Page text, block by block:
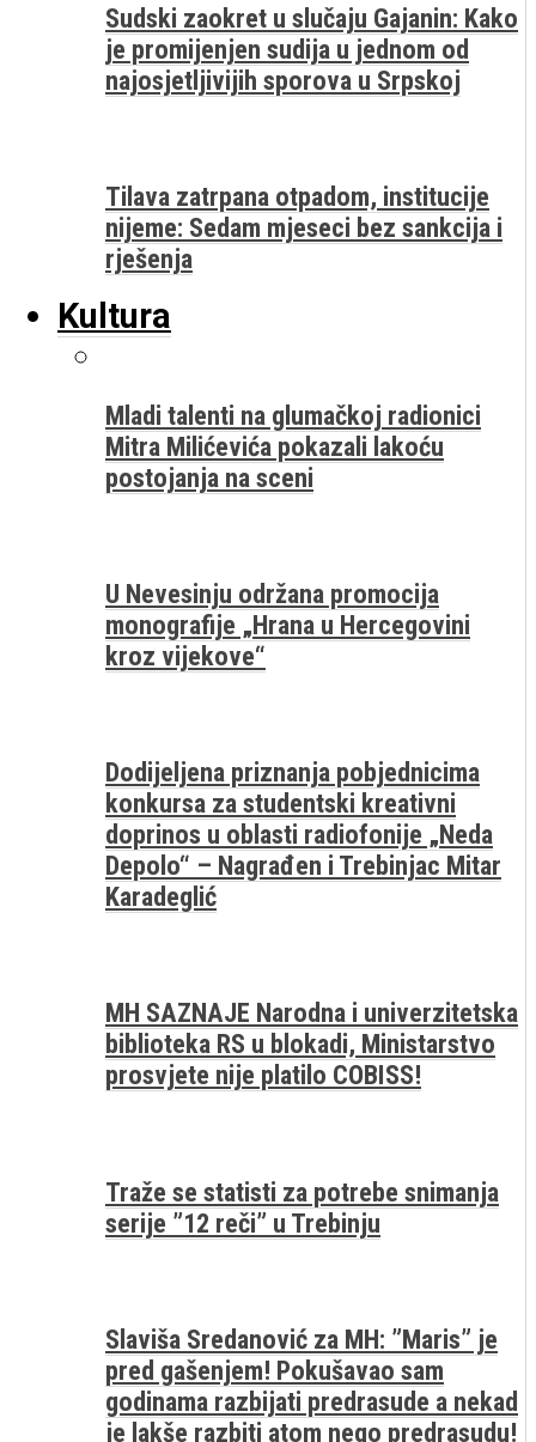
Sudski zaokret u slučaju Gajanin: Kako
je promijenjen sudija u jednom od
najosjetljivijih sporova u Srpskoj
Tilava zatrpana otpadom, institucije
nijeme: Sedam mjeseci bez sankcija i
rješenja
Kultura
Mladi talenti na glumačkoj radionici
Mitra Milićevića pokazali lakoću
postojanja na sceni
U Nevesinju održana promocija
monografije „Hrana u Hercegovini
kroz vijekove“
Dodijeljena priznanja pobjednicima
konkursa za studentski kreativni
doprinos u oblasti radiofonije „Neda
Depolo“ – Nagrađen i Trebinjac Mitar
Karadeglić
MH SAZNAJE Narodna i univerzitetska
biblioteka RS u blokadi, Ministarstvo
prosvjete nije platilo COBISS!
Traže se statisti za potrebe snimanja
serije ”12 reči” u Trebinju
Slaviša Sredanović za MH: ”Maris” je
pred gašenjem! Pokušavao sam
godinama razbijati predrasude a nekad
je lakše razbiti atom nego predrasudu!